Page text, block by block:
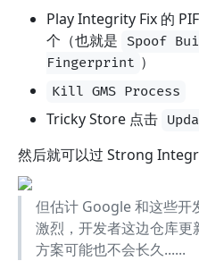
Play Integrity Fix 的
个（也就是
Spoof
Fingerprint ）
Kill GMS Process
Tricky Store 点击
然后就可以过 Strong
但估计 Google 和这些开
激烈，开发者这边仓库
方案可能也不会长久......